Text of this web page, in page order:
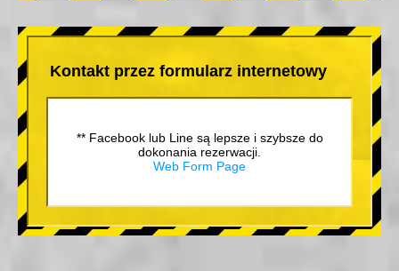
Kontakt przez formularz internetowy
** Facebook lub Line są lepsze i szybsze do
dokonania rezerwacji.
Web Form Page